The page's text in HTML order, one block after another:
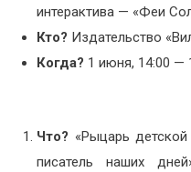
интерактива — «Феи
Кто? Издательство
Когда? 1 июня, 14:00 —
Что? «Рыцарь
писатель наших